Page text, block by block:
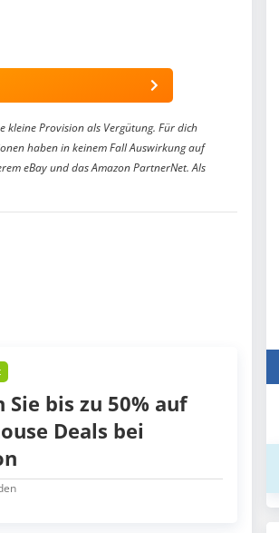
kleine Provision als Vergütung. Für dich
haben in keinem Fall Auswirkung auf
eBay und das Amazon PartnerNet. Als
Sie bis zu 50% auf
Deals bei